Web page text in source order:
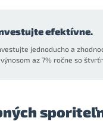
efektívne.
jednoducho a
az 7% ročne so